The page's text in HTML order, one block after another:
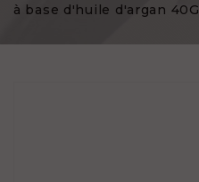
à base d'huile d'argan 40G